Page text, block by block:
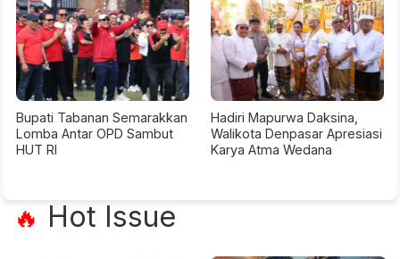
Bupati Tabanan Semarakkan
Lomba Antar OPD Sambut
HUT RI
Hadiri Mapurwa Daksina,
Walikota Denpasar Apresiasi
Karya Atma Wedana
🔥 Hot Issue